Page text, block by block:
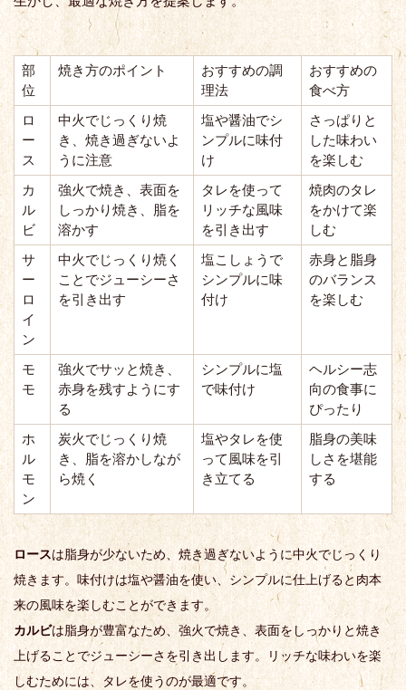
部
位
焼き方のポイント
おすすめの調
理法
おすすめの
食べ方
ロ
ー
ス
中火でじっくり焼
き、焼き過ぎないよ
うに注意
塩や醤油でシ
ンプルに味付
け
さっぱりと
した味わい
を楽しむ
カ
ル
ビ
強火で焼き、表面を
しっかり焼き、脂を
溶かす
タレを使って
リッチな風味
を引き出す
焼肉のタレ
をかけて楽
しむ
サ
ー
ロ
イ
ン
中火でじっくり焼く
ことでジューシーさ
を引き出す
塩こしょうで
シンプルに味
付け
赤身と脂身
のバランス
を楽しむ
モ
モ
強火でサッと焼き、
赤身を残すようにす
る
シンプルに塩
で味付け
ヘルシー志
向の食事に
ぴったり
ホ
ル
モ
ン
炭火でじっくり焼
き、脂を溶かしなが
ら焼く
塩やタレを使
って風味を引
き立てる
脂身の美味
しさを堪能
する
ロースは脂身が少ないため、焼き過ぎないように中火でじっくり
焼きます。味付けは塩や醤油を使い、シンプルに仕上げると肉本
来の風味を楽しむことができます。
カルビは脂身が豊富なため、強火で焼き、表面をしっかりと焼き
上げることでジューシーさを引き出します。リッチな味わいを楽
しむためには、タレを使うのが最適です。